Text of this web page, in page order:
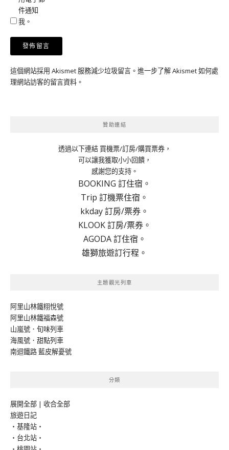
件通知
我。
這個網站採用 Akismet 服務減少垃圾留言。 進一步了解 Akismet 如何處
理網站訪客的留言資料 。
贊助連結
透過以下連結 買機票/訂房/購買票券，
可以讓我獲取小小回饋，
感謝您的支持。
BOOKING 訂住宿。
Trip 訂機票住宿。
kkday 訂房/票券。
KLOOK 訂房/票券。
AGODA 訂住宿。
雄獅旅遊訂行程。
主題觀光列車
阿里山林鐵栩悅號
阿里山林鐵福森號
山嵐號．旬味列車
海風號．甜點列車
南迴鐵路 藍皮解憂號
分類
展開全部 | 收合全部
旅遊日記
‧基隆站‧
‧台北站‧